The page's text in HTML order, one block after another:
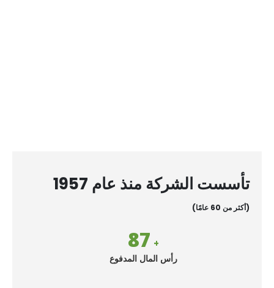
تأسست الشركة منذ عام 1957
(أكثر من 60 عامًا)
+
98
رأس المال المدفوع